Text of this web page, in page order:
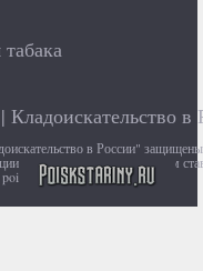
в
в России"
с сайта, убедительно просим
poiskstariny.ru